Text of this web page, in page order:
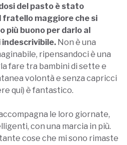
del pasto è stato
fratello maggiore che si
più buono per darlo al
Non è una
ripensandoci è una
fare tra bambini di sette e
volontà e senza capricci
qui) è fantastico.
le loro giornate,
con una marcia in più.
cose che mi sono rimaste